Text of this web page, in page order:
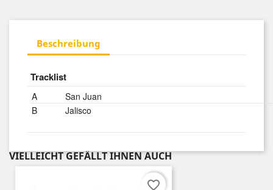
Beschreibung
Tracklist
A
San Juan
B
Jalisco
VIELLEICHT GEFÄLLT IHNEN AUCH
favorite_border